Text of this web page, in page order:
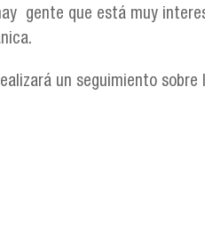
gente que está muy
un seguimiento